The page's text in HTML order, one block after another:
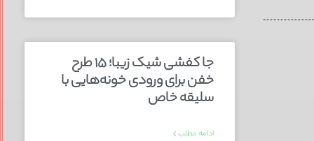
جا کفشی شیک زیبا؛ ۱۵ طرح
خفن برای ورودی خونه‌هایی با
سلیقه خاص
ادامه مطلب »